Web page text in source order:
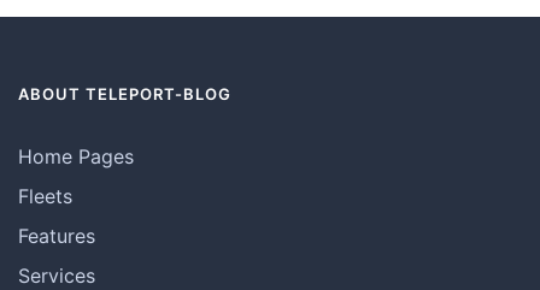
ABOUT TELEPORT-BLOG
Home Pages
Fleets
Features
Services